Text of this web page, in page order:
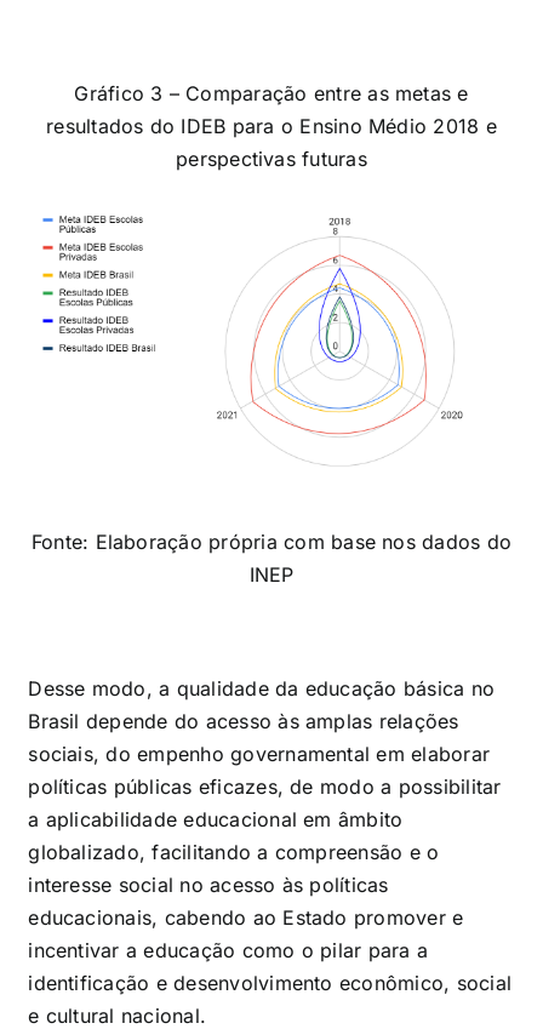
Gráfico 3 – Comparação entre as metas e
resultados do IDEB para o Ensino Médio 2018 e
perspectivas futuras
Fonte: Elaboração própria com base nos dados do
INEP
Desse modo, a qualidade da educação básica no
Brasil depende do acesso às amplas relações
sociais, do empenho governamental em elaborar
políticas públicas eficazes, de modo a possibilitar
a aplicabilidade educacional em âmbito
globalizado, facilitando a compreensão e o
interesse social no acesso às políticas
educacionais, cabendo ao Estado promover e
incentivar a educação como o pilar para a
identificação e desenvolvimento econômico, social
e cultural nacional.